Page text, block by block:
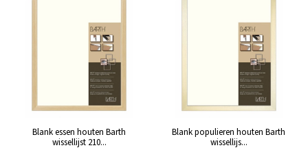
Blank essen houten Barth
wissellijst 210...
Blank populieren houten Barth
wissellijs...